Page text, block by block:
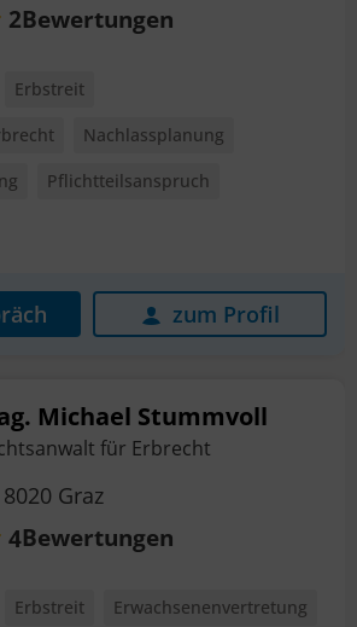
2Bewertungen
Erbstreit
Nachlassplanung
Pflichtteilsanspruch
zum Profil
Michael Stummvoll
für Erbrecht
8020 Graz
4Bewertungen
Erbstreit
Erwachsenenvertretung